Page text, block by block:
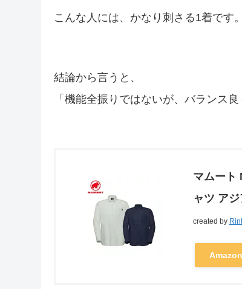
こんな人には、かなり刺さる1着です。
結論から言うと、
「機能全振りではないが、バランス
マムート
ャツ ア
created by
Amazon